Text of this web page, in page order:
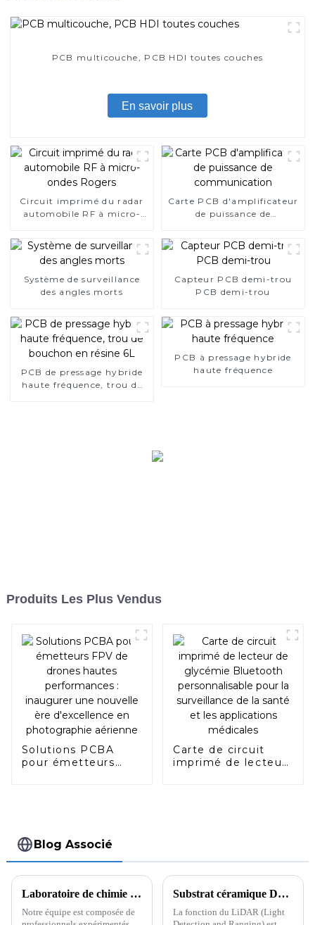
PCB multicouche, PCB HDI toutes couches
En savoir plus
Circuit imprimé du radar
automobile RF à micro-
Carte PCB d'amplificateur
de puissance de
Système de surveillance
des angles morts
Capteur PCB demi-trou
PCB demi-trou
PCB de pressage hybride
haute fréquence, trou de
PCB à pressage hybride
haute fréquence
Produits Les Plus Vendus
Solutions PCBA
pour émetteurs
d'excellence en
photographie
aérienne
Carte de circuit
imprimé de lecteur
Blog Associé
Laboratoire de chimie des PCB Laboratoire de physique des PCB Assurance qualité de classe mondiale
Notre équipe est composée de
Substrat céramique DPC : une option idéale pour le packaging des puces LiDAR automobiles
La fonction du LiDAR (Light